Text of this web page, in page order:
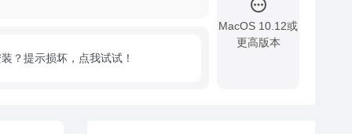
MacOS 10.12或
更高版本
？提示损坏，点我试试！